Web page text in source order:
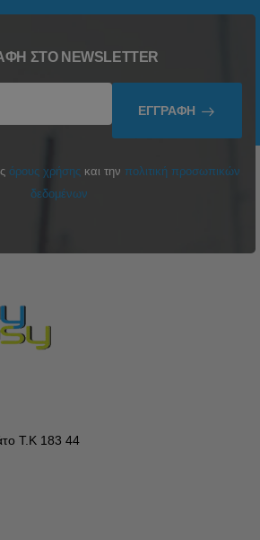
ΣΤΟ NEWSLETTER
ΕΓΓΡΑΦΉ
όρους χρήσης και την πολιτική προσωπικών
δεδομένων
Τ.Κ 183 44